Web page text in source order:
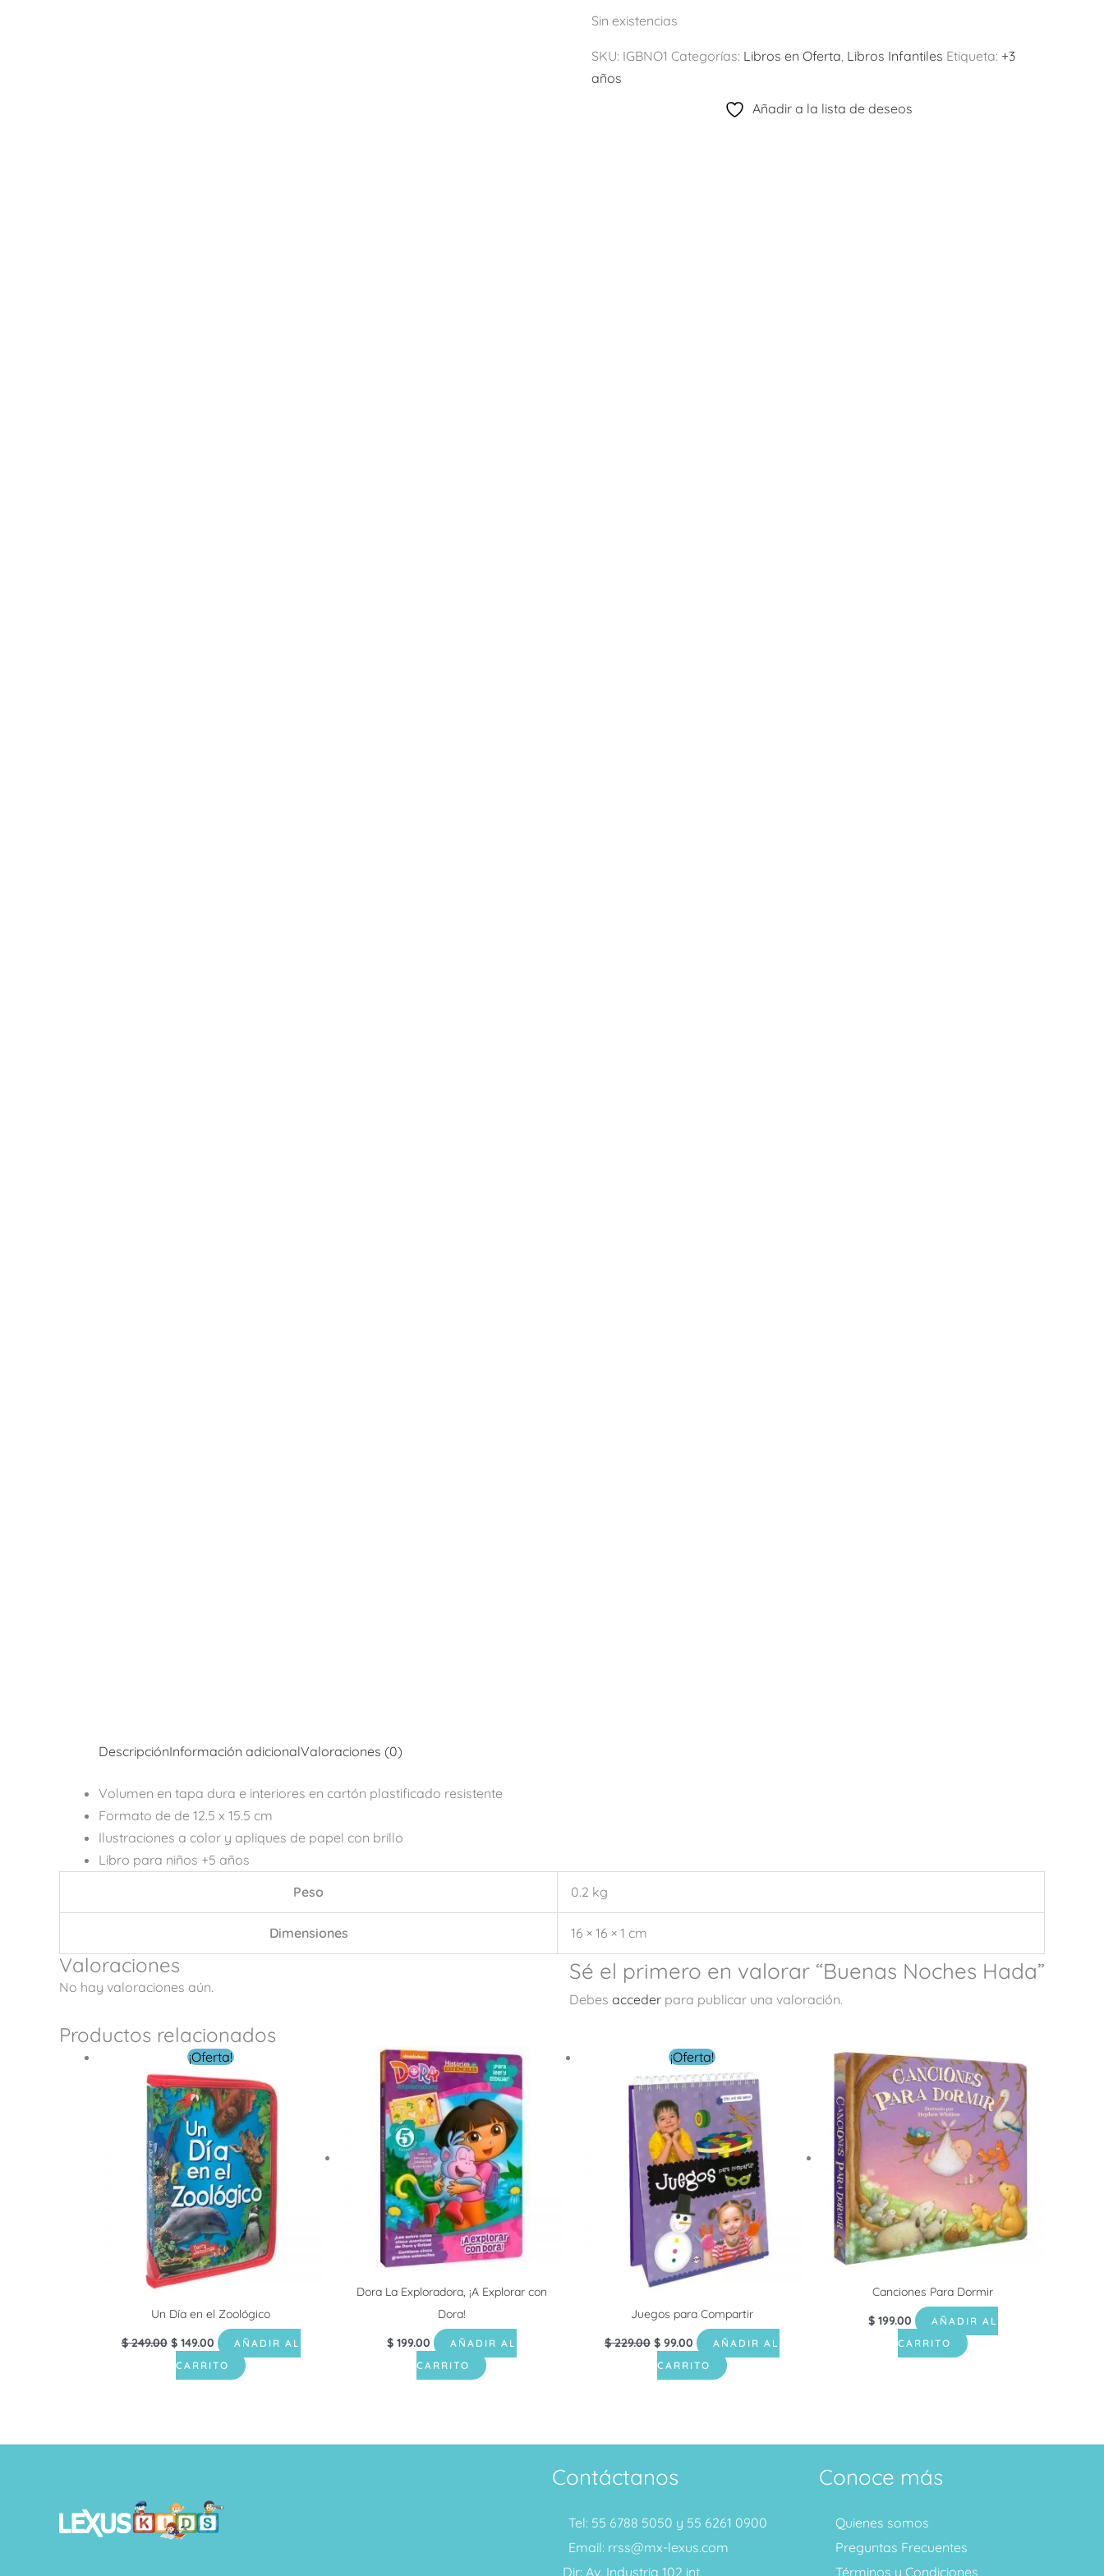
Sin existencias
SKU: IGBNO1 Categorías: Libros en Oferta Libros Infantiles Etiqueta: +3
años
Añadir a la lista de deseos
DescripciónInformación adicionalValoraciones (0)
Volumen en tapa dura e interiores en cartón plastificado resistente
Formato de de 12.5 x 15.5 cm
Ilustraciones a color y apliques de papel con brillo
Libro para niños +5 años
Peso
0.2 kg
Dimensiones 16 × 16 × 1 cm
Valoraciones
No hay valoraciones aún.
Sé el primero en valorar “Buenas Noches Hada”
Debes acceder para publicar una valoración.
Productos relacionados
¡Oferta!
Un Día en el Zoológico
$249.00
precio
original
era:
$ 249.00.
$149.00
El
precio
actual
es:
$ 149.00.
AÑADIR AL
CARRITO
Dora La Exploradora, ¡A Explorar con
Dora!
$199.00
AÑADIR AL
CARRITO
¡Oferta!
Juegos para Compartir
$229.00
precio
original
era:
$ 229.00.
$ 99.00
El
precio
actual
es:
$ 99.00.
AÑADIR AL
CARRITO
Canciones Para Dormir
$199.00
AÑADIR AL
CARRITO
Contáctanos
Tel: 55 6788 5050 y 55 6261 0900
Email: rrss@mx-lexus.com
Dir: Av. Industria 102 int.
Conoce más
Quienes somos
Preguntas Frecuentes
Términos y Condiciones